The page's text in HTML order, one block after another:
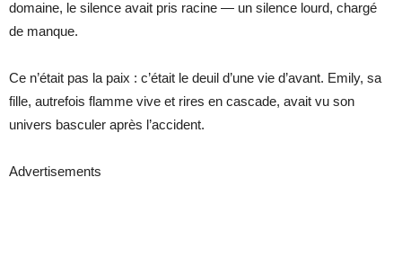
domaine, le silence avait pris racine — un silence lourd, chargé
de manque.
Ce n’était pas la paix : c’était le deuil d’une vie d’avant. Emily, sa
fille, autrefois flamme vive et rires en cascade, avait vu son
univers basculer après l’accident.
Advertisements